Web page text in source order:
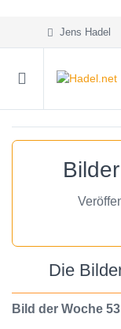
Jens Hadel
Die
Bild der Woche